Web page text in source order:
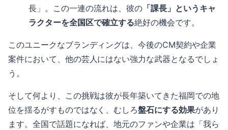
長」。この一連の流れは、彼の 「課長」というキャ
ラクターを全国区で確立する絶好の機会です。
このユニークなブランディングは、今後のCM契約や企業
案件において、他の芸人にはない強力な武器となるでしょ
う。
そして何より、この挑戦は彼が長年築いてきた福岡での地
位を揺るがすものではなく、むしろ盤石にする効果があり
ます。全国で話題になれば、地元のファンや企業は「我ら